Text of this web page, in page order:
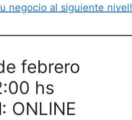
negocio al siguiente nivel!
febrero
hs
: ONLINE